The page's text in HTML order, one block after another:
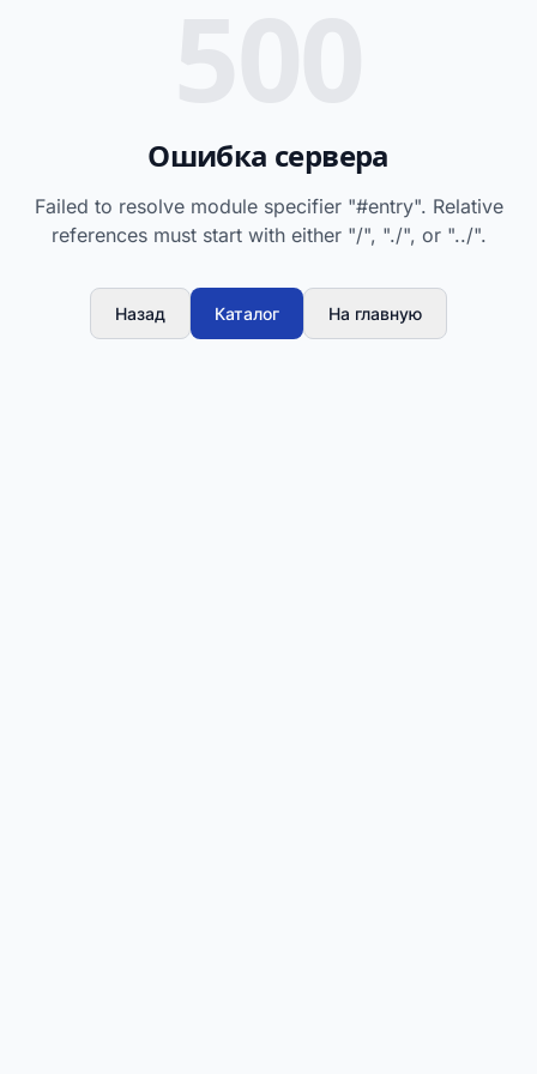
Ошибка сервера
Failed to resolve module specifier "#entry". Relative
references must start with either "/", "./", or "../".
Назад Каталог На главную